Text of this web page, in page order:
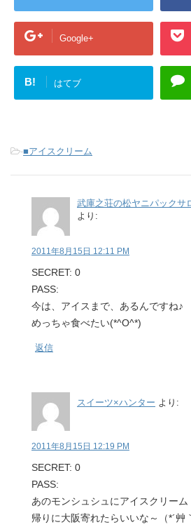
Google+
B! はてブ
-■アイスクリーム
武庫之荘の松ヤニパック
より:
2011年8月15日 12:11 PM
SECRET: 0
PASS:
今は、アイスまで、あるんですね♪
めっちゃ食べたい(*^O^*)
返信
スイーツ×ハンター より:
2011年8月15日 12:19 PM
SECRET: 0
PASS:
あのモンシュシュにアイスクリーム
帰りに大阪寄れたらいいな～（*´艸